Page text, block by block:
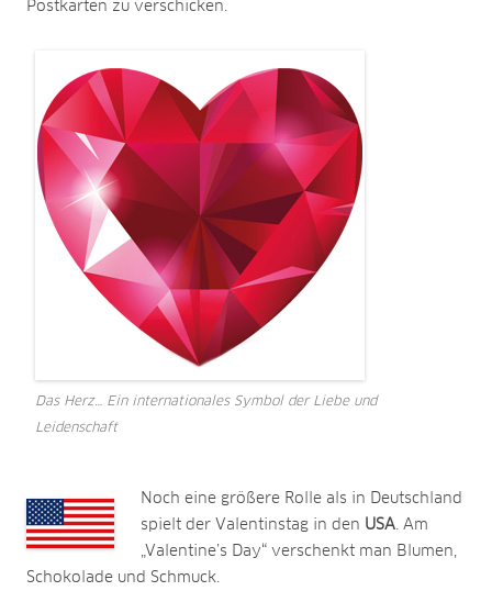
Postkarten zu verschicken.
Das Herz… Ein internationales Symbol der Liebe und
Leidenschaft
Noch eine größere Rolle als in Deutschland
spielt der Valentinstag in den USA. Am
„Valentine’s Day“ verschenkt man Blumen,
Schokolade und Schmuck.